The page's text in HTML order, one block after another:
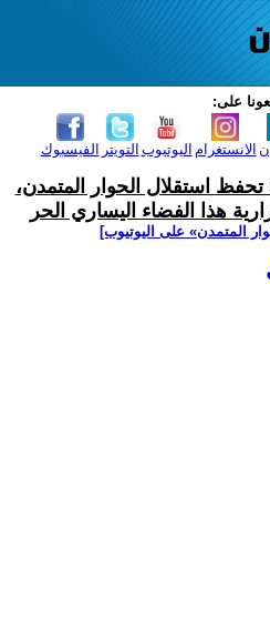
على:
الفيسبوك التويتر اليوتيوب الانستغرام
تحفظ استقلال الحوار المتمدن،
هذا الفضاء اليساري الحر
المتمدن» على اليوتيوب]